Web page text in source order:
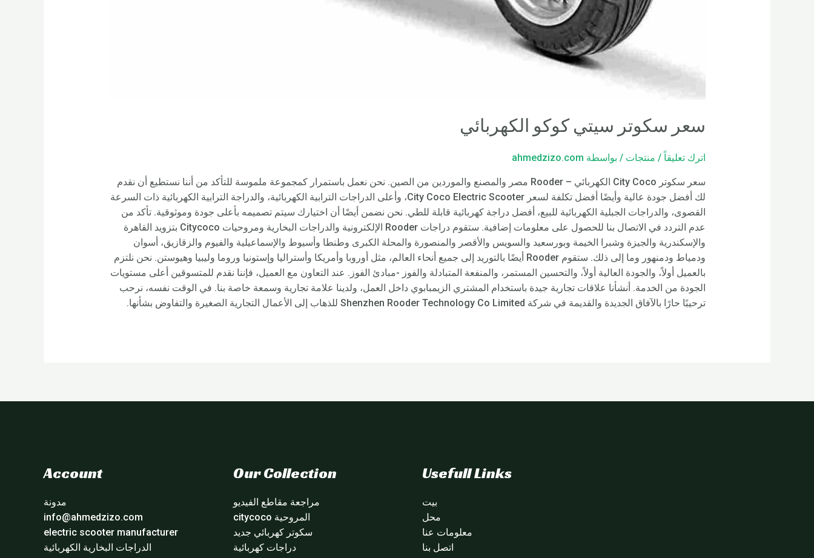
سعر سكوتر سيتي كوكو الكهربائي
اترك تعليقاً / منتجات / بواسطة ahmedzizo.com
سعر سكوتر City Coco الكهربائي – Rooder مصر والمصنع والموردين من الصين. نحن نعمل باستمرار كمجموعة ملموسة للتأكد من أننا نستطيع أن نقدم
لك أفضل جودة عالية وأيضًا أفضل تكلفة لسعر City Coco Electric Scooter، وأعلى الدراجات الترابية الكهربائية، والدراجة الترابية الكهربائية ذات السرعة
القصوى، والدراجات الجبلية الكهربائية للبيع، أفضل دراجة كهربائية قابلة للطي. نحن نضمن أيضًا أن اختيارك سيتم تصميمه بأعلى جودة وموثوقية. تأكد من
عدم التردد في الاتصال بنا للحصول على معلومات إضافية. ستقوم دراجات Rooder الإلكترونية والدراجات البخارية ومروحيات Citycoco بتزويد القاهرة
والإسكندرية والجيزة وشبرا الخيمة وبورسعيد والسويس والأقصر والمنصورة والمحلة الكبرى وطنطا وأسيوط والإسماعيلية والفيوم والزقازيق، أسوان
ودمياط ودمنهور وما إلى ذلك. ستقوم Rooder أيضًا بالتوريد إلى جميع أنحاء العالم، مثل أوروبا وأمريكا وأستراليا وإستونيا وروما وليبيا وهيوستن. نحن نلتزم
بالعميل أولاً، والجودة العالية أولاً، والتحسين المستمر، والمنفعة المتبادلة والفوز -مبادئ الفوز. عند التعاون مع العميل، فإننا نقدم للمتسوقين أعلى مستويات
الجودة من الخدمة. أنشأنا علاقات تجارية جيدة باستخدام المشتري الزيمبابوي داخل العمل، ولدينا علامة تجارية وسمعة خاصة بنا. في الوقت نفسه، نرحب
ترحيبًا حارًا بالآفاق الجديدة والقديمة في شركة Shenzhen Rooder Technology Co Limited للذهاب إلى الأعمال التجارية الصغيرة والتفاوض بشأنها.
Usefull Links
بيت
محل
معلومات عنا
اتصل بنا
Our Collection
مراجعة مقاطع الفيديو
المروحية citycoco
سكوتر كهربائي جديد
دراجات كهربائية
Account
مدونة
info@ahmedzizo.com
electric scooter manufacturer
الدراجات البخارية الكهربائية